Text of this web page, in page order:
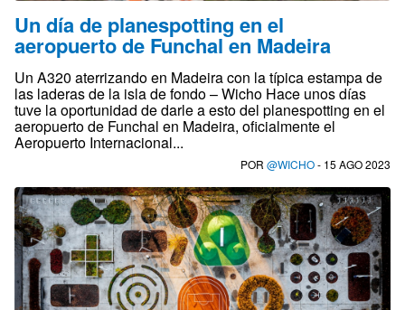
Un día de planespotting en el
aeropuerto de Funchal en Madeira
Un A320 aterrizando en Madeira con la típica estampa de
las laderas de la isla de fondo – Wicho Hace unos días
tuve la oportunidad de darle a esto del planespotting en el
aeropuerto de Funchal en Madeira, oficialmente el
Aeropuerto Internacional...
POR @WICHO- 15 AGO 2023